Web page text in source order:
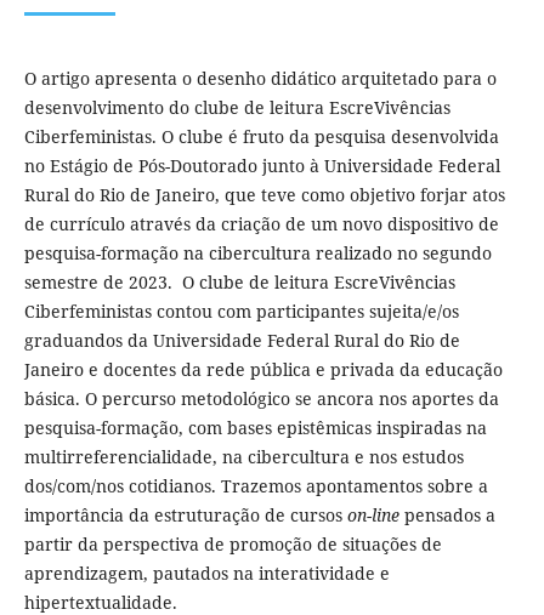
O artigo apresenta o desenho didático arquitetado para o
desenvolvimento do clube de leitura EscreVivências
Ciberfeministas. O clube é fruto da pesquisa desenvolvida
no Estágio de Pós-Doutorado junto à Universidade Federal
Rural do Rio de Janeiro, que teve como objetivo forjar atos
de currículo através da criação de um novo dispositivo de
pesquisa-formação na cibercultura realizado no segundo
semestre de 2023. O clube de leitura EscreVivências
Ciberfeministas contou com participantes sujeita/e/os
graduandos da Universidade Federal Rural do Rio de
Janeiro e docentes da rede pública e privada da educação
básica. O percurso metodológico se ancora nos aportes da
pesquisa-formação, com bases epistêmicas inspiradas na
multirreferencialidade, na cibercultura e nos estudos
dos/com/nos cotidianos. Trazemos apontamentos sobre a
importância da estruturação de cursos on-linepensados a
partir da perspectiva de promoção de situações de
aprendizagem, pautados na interatividade e
hipertextualidade.